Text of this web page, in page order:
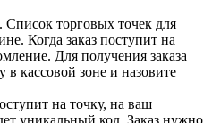
Список торговых точек для
Когда заказ поступит на
Для получения заказа
в кассовой зоне и назовите
на точку, на ваш
уникальный код. Заказ нужно